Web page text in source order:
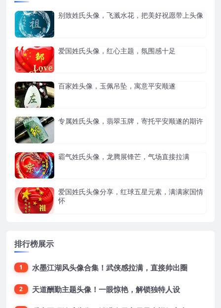
别致姓氏头像，飞溅水花，把美好祝愿带上头像
爱国姓氏头像，红心主题，氛围感十足
百家姓头像，玉佩吊坠，寓意平安顺遂
专属姓氏头像，翡翠玉牌，寄托平安顺遂的期许
霸气姓氏头像，龙腾展锋芒，气场直接拉满
爱国姓氏头像分享，红球五星元素，满满家国情
怀
排行榜展示
1 水墨江湖风头像合集！武侠感拉满，直接帅出圈
2 天道酬勤主题头像！一眼惊艳，解锁独特人设